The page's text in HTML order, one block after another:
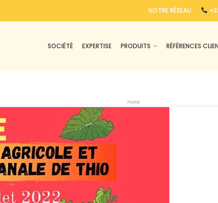
NOTRE RÉSEAU
SOCIÉTÉ EXPERTISE PRODUITS RÉFÉRENCES
Home